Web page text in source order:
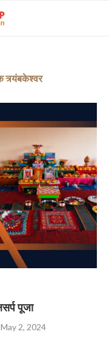
त्र्यंबकेश्वर
पूजा
May 2, 2024